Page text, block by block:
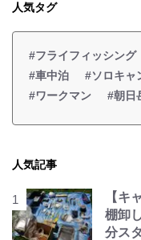
人気タグ
#フライフィッシング
#車中泊
#ソロキャ
#ワークマン
#朝日
人気記事
【キ
棚卸
分ス